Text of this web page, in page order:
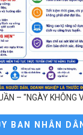
– "NGÀY KHÔNG
BAN NHÂN DÂN